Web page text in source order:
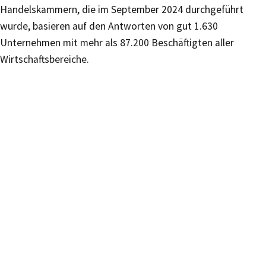
Handelskammern, die im September 2024 durchgeführt
wurde, basieren auf den Antworten von gut 1.630
Unternehmen mit mehr als 87.200 Beschäftigten aller
Wirtschaftsbereiche.